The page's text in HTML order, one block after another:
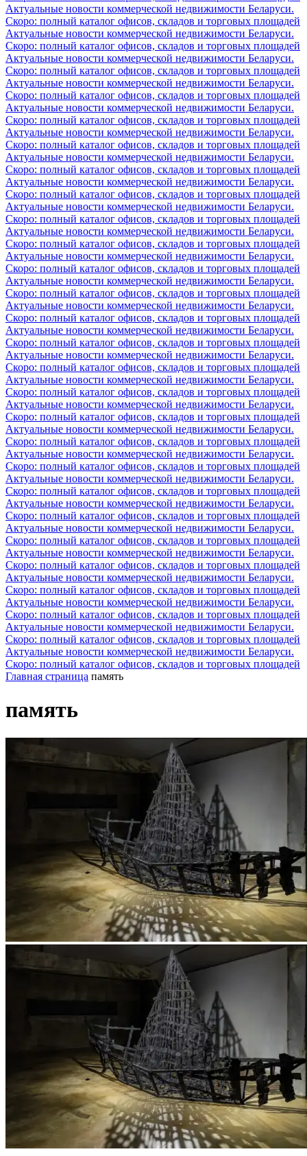
Актуальные новости коммерческой недвижимости Беларуси.
Скоро: полный каталог офисов, складов и торговых площадей
Актуальные новости коммерческой недвижимости Беларуси.
Скоро: полный каталог офисов, складов и торговых площадей
Актуальные новости коммерческой недвижимости Беларуси.
Скоро: полный каталог офисов, складов и торговых площадей
Актуальные новости коммерческой недвижимости Беларуси.
Скоро: полный каталог офисов, складов и торговых площадей
Актуальные новости коммерческой недвижимости Беларуси.
Скоро: полный каталог офисов, складов и торговых площадей
Актуальные новости коммерческой недвижимости Беларуси.
Скоро: полный каталог офисов, складов и торговых площадей
Актуальные новости коммерческой недвижимости Беларуси.
Скоро: полный каталог офисов, складов и торговых площадей
Актуальные новости коммерческой недвижимости Беларуси.
Скоро: полный каталог офисов, складов и торговых площадей
Актуальные новости коммерческой недвижимости Беларуси.
Скоро: полный каталог офисов, складов и торговых площадей
Актуальные новости коммерческой недвижимости Беларуси.
Скоро: полный каталог офисов, складов и торговых площадей
Актуальные новости коммерческой недвижимости Беларуси.
Скоро: полный каталог офисов, складов и торговых площадей
Актуальные новости коммерческой недвижимости Беларуси.
Скоро: полный каталог офисов, складов и торговых площадей
Актуальные новости коммерческой недвижимости Беларуси.
Скоро: полный каталог офисов, складов и торговых площадей
Актуальные новости коммерческой недвижимости Беларуси.
Скоро: полный каталог офисов, складов и торговых площадей
Актуальные новости коммерческой недвижимости Беларуси.
Скоро: полный каталог офисов, складов и торговых площадей
Актуальные новости коммерческой недвижимости Беларуси.
Скоро: полный каталог офисов, складов и торговых площадей
Актуальные новости коммерческой недвижимости Беларуси.
Скоро: полный каталог офисов, складов и торговых площадей
Актуальные новости коммерческой недвижимости Беларуси.
Скоро: полный каталог офисов, складов и торговых площадей
Актуальные новости коммерческой недвижимости Беларуси.
Скоро: полный каталог офисов, складов и торговых площадей
Актуальные новости коммерческой недвижимости Беларуси.
Скоро: полный каталог офисов, складов и торговых площадей
Актуальные новости коммерческой недвижимости Беларуси.
Скоро: полный каталог офисов, складов и торговых площадей
Актуальные новости коммерческой недвижимости Беларуси.
Скоро: полный каталог офисов, складов и торговых площадей
Актуальные новости коммерческой недвижимости Беларуси.
Скоро: полный каталог офисов, складов и торговых площадей
Актуальные новости коммерческой недвижимости Беларуси.
Скоро: полный каталог офисов, складов и торговых площадей
Актуальные новости коммерческой недвижимости Беларуси.
Скоро: полный каталог офисов, складов и торговых площадей
Актуальные новости коммерческой недвижимости Беларуси.
Скоро: полный каталог офисов, складов и торговых площадей
Актуальные новости коммерческой недвижимости Беларуси.
Скоро: полный каталог офисов, складов и торговых площадей
Главная страница память
память